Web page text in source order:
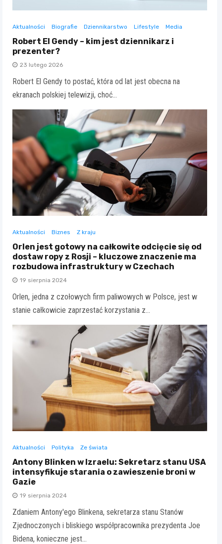
Aktualności Biografie Dziennikarstwo Lifestyle Media
Robert El Gendy – kim jest dziennikarz i
prezenter?
23 lutego 2026
Robert El Gendy to postać, która od lat jest obecna na
ekranach polskiej telewizji, choć…
Aktualności Biznes Z kraju
Orlen jest gotowy na całkowite odcięcie się od
dostaw ropy z Rosji – kluczowe znaczenie ma
rozbudowa infrastruktury w Czechach
19 sierpnia 2024
Orlen, jedna z czołowych firm paliwowych w Polsce, jest w
stanie całkowicie zaprzestać korzystania z…
Aktualności Polityka Ze świata
Antony Blinken w Izraelu: Sekretarz stanu USA
intensyfikuje starania o zawieszenie broni w
Gazie
19 sierpnia 2024
Zdaniem Antony'ego Blinkena, sekretarza stanu Stanów
Zjednoczonych i bliskiego współpracownika prezydenta Joe
Bidena, konieczne jest…